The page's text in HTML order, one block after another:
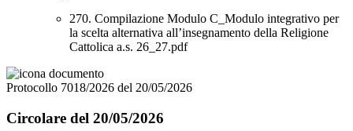
270. Compilazione Modulo C_Modulo integrativo per
la scelta alternativa all’insegnamento della Religione
Cattolica a.s. 26_27.pdf
Protocollo 7018/2026 del 20/05/2026
Circolare del 20/05/2026